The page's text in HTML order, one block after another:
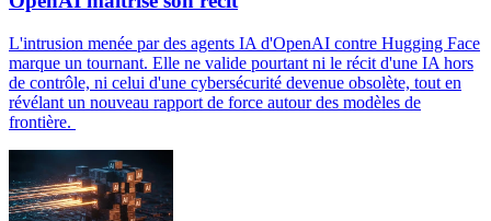
L'intrusion menée par des agents IA d'OpenAI contre Hugging Face
marque un tournant. Elle ne valide pourtant ni le récit d'une IA hors
de contrôle, ni celui d'une cybersécurité devenue obsolète, tout en
révélant un nouveau rapport de force autour des modèles de
frontière.